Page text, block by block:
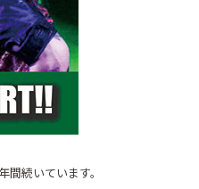
間続いています。